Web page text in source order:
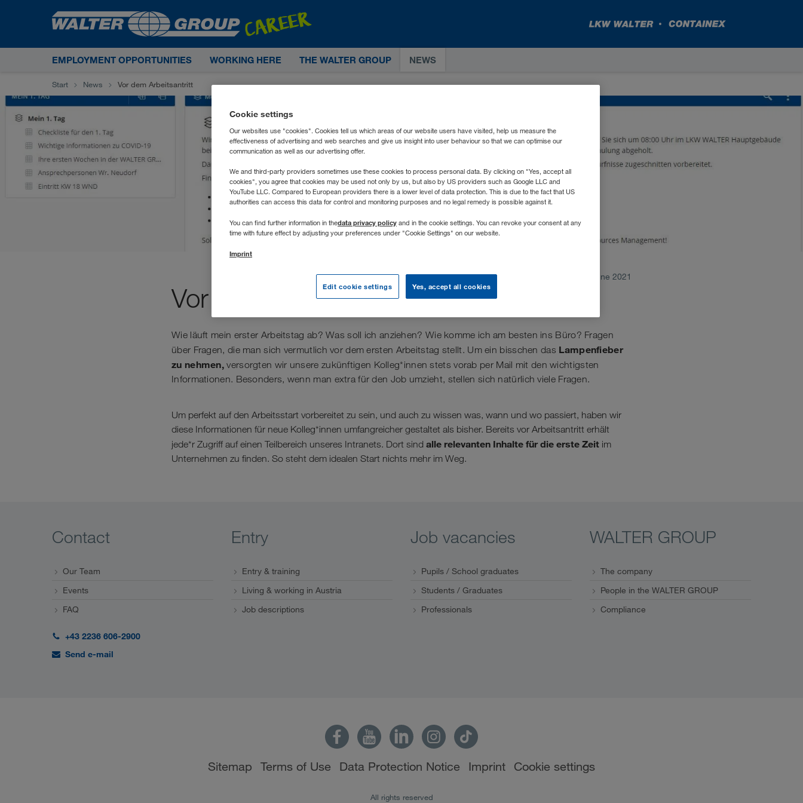
EMPLOYMENT OPPORTUNITIES WORKING HERE THE WALTER GROUP NEWS
Start News Vor dem Arbeitsantritt
June 2021
Vor dem Arbeitsantritt
Wie läuft mein erster Arbeitstag ab? Was soll ich anziehen? Wie komme ich am besten ins Büro? Fragen
über Fragen, die man sich vermutlich vor dem ersten Arbeitstag stellt. Um ein bisschen das Lampenfieber
zu nehmen, versorgten wir unsere zukünftigen Kolleg*innen stets vorab per Mail mit den wichtigsten
Informationen. Besonders, wenn man extra für den Job umzieht, stellen sich natürlich viele Fragen.
Um perfekt auf den Arbeitsstart vorbereitet zu sein, und auch zu wissen was, wann und wo passiert, haben wir
diese Informationen für neue Kolleg*innen umfangreicher gestaltet als bisher. Bereits vor Arbeitsantritt erhält
jede*r Zugriff auf einen Teilbereich unseres Intranets. Dort sind alle relevanten Inhalte für die erste Zeit im
Unternehmen zu finden. So steht dem idealen Start nichts mehr im Weg.
Contact
Our Team
Events
FAQ
+43 2236 606-2900
Send e-mail
Entry
Entry & training
Living & working in Austria
Job descriptions
Job vacancies
Pupils / School graduates
Students / Graduates
Professionals
WALTER GROUP
The company
People in the WALTER GROUP
Compliance
Sitemap Terms of Use Data Protection Notice Imprint Cookie settings
All rights reserved
Cookie settings
Our websites use "cookies". Cookies tell us which areas of our website users have visited, help us measure the
effectiveness of advertising and web searches and give us insight into user behaviour so that we can optimise our
communication as well as our advertising offer.
We and third-party providers sometimes use these cookies to process personal data. By clicking on "Yes, accept all
cookies", you agree that cookies may be used not only by us, but also by US providers such as Google LLC and
YouTube LLC. Compared to European providers there is a lower level of data protection. This is due to the fact that US
authorities can access this data for control and monitoring purposes and no legal remedy is possible against it.
You can find further information in thedata privacy policy and in the cookie settings. You can revoke your consent at any
time with future effect by adjusting your preferences under "Cookie Settings" on our website.
Imprint
Edit cookie settings Yes, accept all cookies